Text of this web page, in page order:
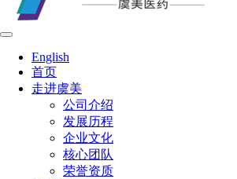
English
首页
走进虞美
公司介绍
发展历程
企业文化
核心团队
荣誉资质